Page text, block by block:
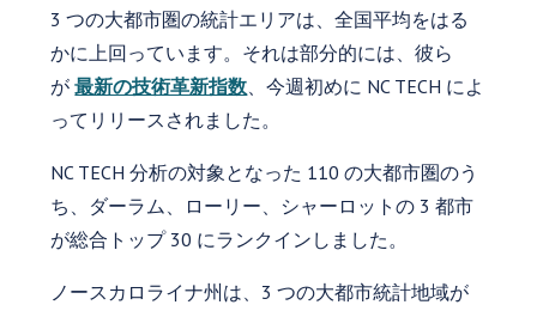
3 つの大都市圏の統計エリアは、全国平均をはる
かに上回っています。それは部分的には、彼ら
が最新の技術革新指数、今週初めに NC TECH によ
ってリリースされました。
NC TECH 分析の対象となった 110 の大都市圏のう
ち、ダーラム、ローリー、シャーロットの 3 都市
が総合トップ 30 にランクインしました。
ノースカロライナ州は、3 つの大都市統計地域が